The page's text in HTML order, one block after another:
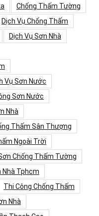
Chống Thấm Tường
Dịch Vụ Chống Thấm
Dịch Vụ Sơn Nhà
Vụ Sơn Nước
Sơn Nước
Nhà
Thấm Sân Thượng
Ngoài Trời
Chống Thấm Tường
Nhà Tphcm
Thi Công Chống Thấm
Nhà